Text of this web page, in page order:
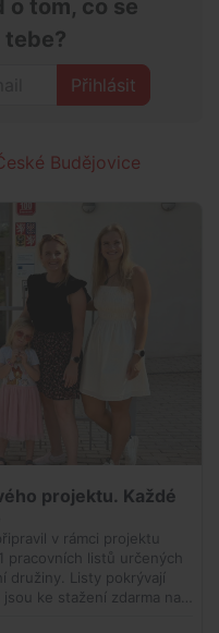
o tom, co se
tebe?
Přihlásit
Budějovice